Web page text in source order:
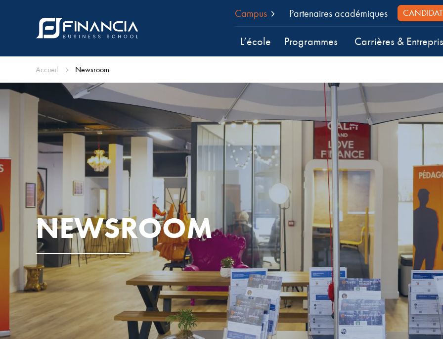
Campus Partenaires académiques
L’école Programmes Carrières &
Accueil Newsroom
NEWSROOM